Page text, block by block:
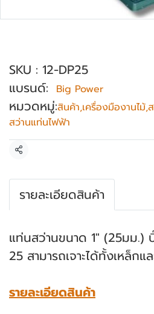
SKU : 12-DP25
แบรนด์:
Big Power
หมวดหมู่:สินค้า,เครื่องมืองานไม้,
สว่านแท่นไฟฟ้า
แชร์
รายละเอียดสินค้า
แท่นสว่านขนาด 1" (25มม.)
25 สามารถเจาะได้ทั้งเหล็กแ
รายละเอียดสินค้า